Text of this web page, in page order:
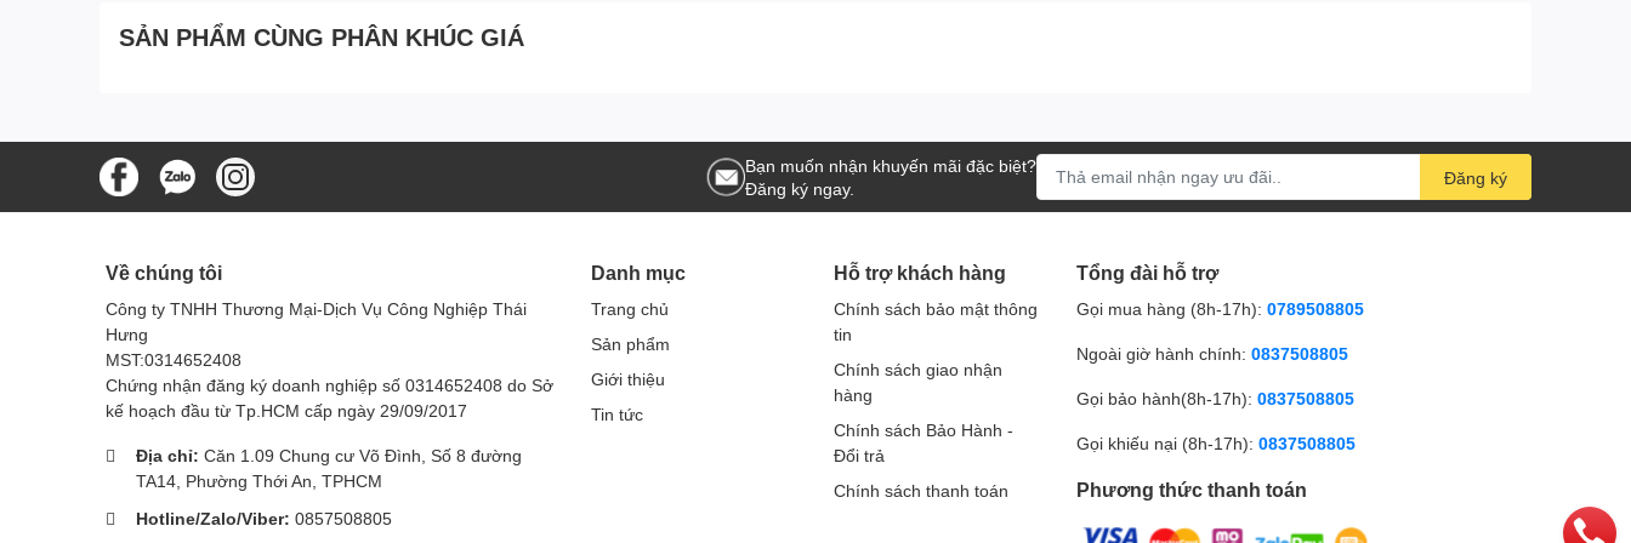
Máy hút bụi
Panasonic MC-CL777HN49 là một sản phẩm chất lượng cao, hiệu quả, phù hợp với nhu cầu làm sạch.
Nếu bạn đang tìm kiếm một chiếc máy hút bụi, MC-CL777HN49 là một lựa chọn đáng cân nhắc.
CL777HN49:
Kiểm tra máy trước khi sử dụng:
Kiểm tra xem máy có bị hỏng hóc gì không trước khi sử dụng.
SẢN PHẨM CÙNG PHÂN KHÚC GIÁ
Bạn muốn nhận khuyến mãi đặc biệt?
Đăng ký ngay.
Đăng ký
Về chúng tôi
Công ty TNHH Thương Mại-Dịch Vụ Công Nghiệp Thái
Hưng
MST:0314652408
Chứng nhận đăng ký doanh nghiệp số 0314652408 do Sở
kế hoạch đầu từ Tp.HCM cấp ngày 29/09/2017
Địa chỉ: Căn 1.09 Chung cư Võ Đình, Số 8 đường
TA14, Phường Thới An, TPHCM
Hotline/Zalo/Viber: 0857508805
Danh mục
Trang chủ
Sản phẩm
Giới thiệu
Tin tức
Hỗ trợ khách hàng
Chính sách bảo mật thông
tin
Chính sách giao nhận
hàng
Chính sách Bảo Hành -
Đổi trả
Chính sách thanh toán
Tổng đài hỗ trợ
Gọi mua hàng (8h-17h): 0789508805
Ngoài giờ hành chính: 0837508805
Gọi bảo hành(8h-17h): 0837508805
Gọi khiếu nại (8h-17h): 0837508805
Phương thức thanh toán